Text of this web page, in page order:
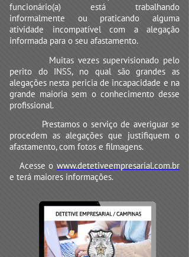
funcionário(a) está trabalhando
informalmente ou praticando alguma
atividade incompatível com a alegação
informada para o seu afastamento.
Muitas vezes supervisionado pelo
perito do INSS, no qual são grandes as
alegações nesta pericia de incapacidade e na
grande maioria sem o conhecimento desse
profissional.
Prestamos o serviço de averiguar se
procedem as alegações que justifiquem o
afastamento, com fotos e filmagens.
Acesse owww.detetiveempresarial.com.br
e terá maiores informações.